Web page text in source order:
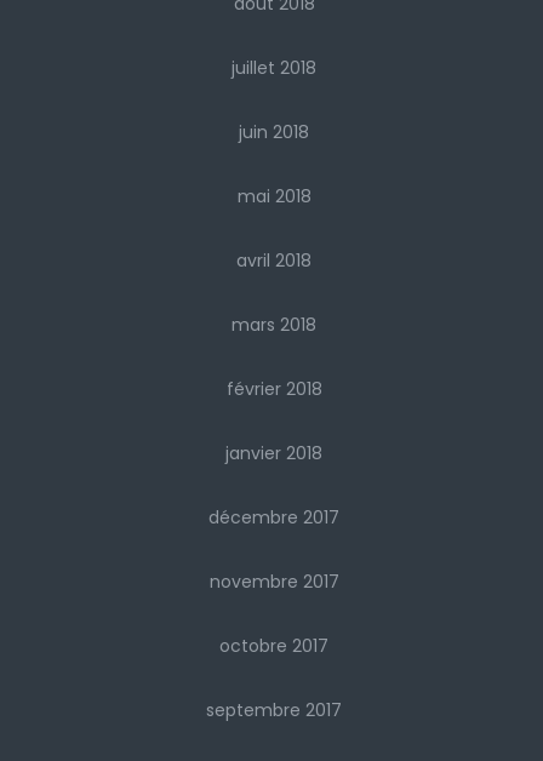
juillet 2018
juin 2018
mai 2018
avril 2018
mars 2018
février 2018
janvier 2018
décembre 2017
novembre 2017
octobre 2017
septembre 2017